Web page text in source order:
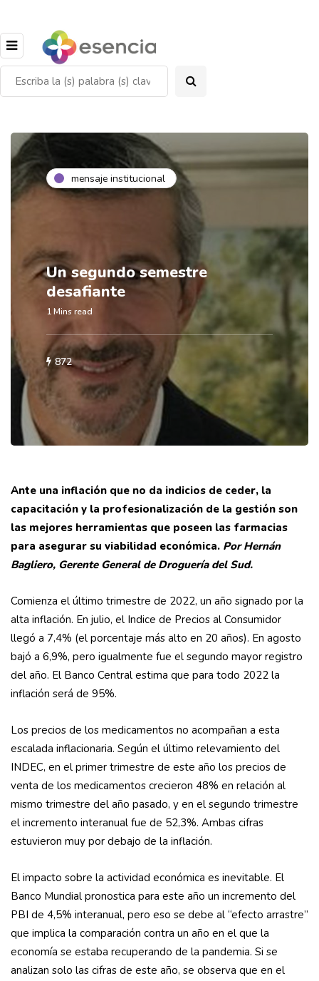
mensaje institucional
Un segundo semestre
desafiante
1 Mins read
872
Ante una inflación que no da indicios de ceder, la
capacitación y la profesionalización de la gestión son
las mejores herramientas que poseen las farmacias
para asegurar su viabilidad económica. Por Hernán
Bagliero, Gerente General de Droguería del Sud.
Comienza el último trimestre de 2022, un año signado por la
alta inflación. En julio, el Indice de Precios al Consumidor
llegó a 7,4% (el porcentaje más alto en 20 años). En agosto
bajó a 6,9%, pero igualmente fue el segundo mayor registro
del año. El Banco Central estima que para todo 2022 la
inflación será de 95%.
Los precios de los medicamentos no acompañan a esta
escalada inflacionaria. Según el último relevamiento del
INDEC, en el primer trimestre de este año los precios de
venta de los medicamentos crecieron 48% en relación al
mismo trimestre del año pasado, y en el segundo trimestre
el incremento interanual fue de 52,3%. Ambas cifras
estuvieron muy por debajo de la inflación.
El impacto sobre la actividad económica es inevitable. El
Banco Mundial pronostica para este año un incremento del
PBI de 4,5% interanual, pero eso se debe al “efecto arrastre”
que implica la comparación contra un año en el que la
economía se estaba recuperando de la pandemia. Si se
analizan solo las cifras de este año, se observa que en el